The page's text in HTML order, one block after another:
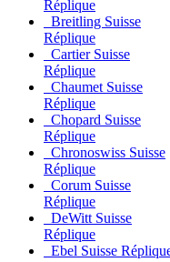
Réplique
Breitling Suisse
Réplique
Cartier Suisse
Réplique
Chaumet Suisse
Réplique
Chopard Suisse
Réplique
Chronoswiss Suisse
Réplique
Corum Suisse
Réplique
DeWitt Suisse
Réplique
Ebel Suisse